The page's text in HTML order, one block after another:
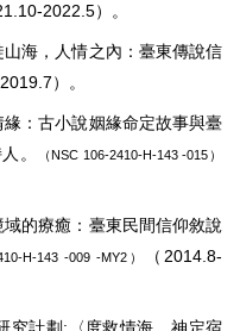
2022.5）。
海，人情之內：臺東傳說信
）。
：古小說姻緣命定故事與臺
。
（NSC 106-2410-H-143 -015）
的療癒：臺東民間信仰敘說
H-143 -009 -MY2）
（2014.8-